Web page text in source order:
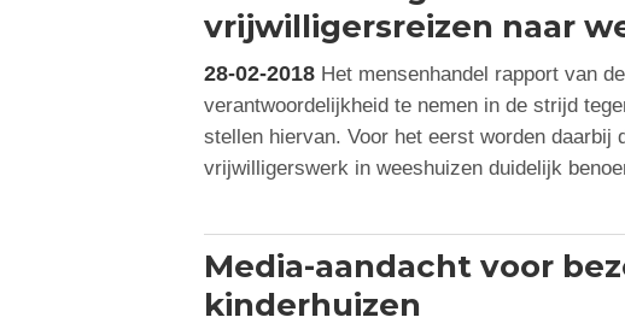
vrijwilligersreizen naar
28-02-2018Het mensenhandel rapport van
verantwoordelijkheid te nemen in de strijd
stellen hiervan. Voor het eerst worden daarbij
vrijwilligerswerk in weeshuizen duidelijk
Media-aandacht voor
kinderhuizen